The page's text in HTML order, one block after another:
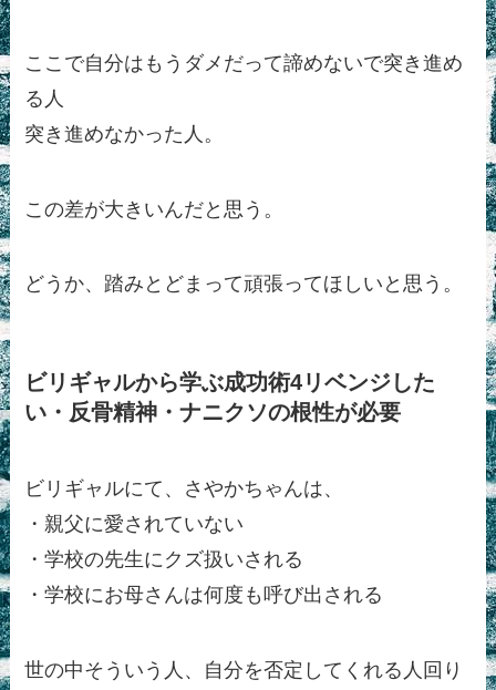
ここで自分はもうダメだって諦めないで突き進め
る人
突き進めなかった人。
この差が大きいんだと思う。
どうか、踏みとどまって頑張ってほしいと思う。
ビリギャルから学ぶ成功術4リベンジした
い・反骨精神・ナニクソの根性が必要
ビリギャルにて、さやかちゃんは、
・親父に愛されていない
・学校の先生にクズ扱いされる
・学校にお母さんは何度も呼び出される
世の中そういう人、自分を否定してくれる人回り